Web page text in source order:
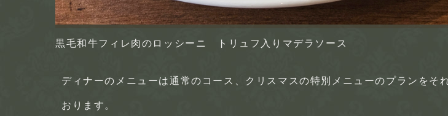
黒毛和牛フィレ肉のロッシーニ トリュフ入りマデラソース
ディナーのメニューは通常のコース、クリスマスの特別メニューのプランをそ
おります。